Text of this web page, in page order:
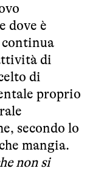
dove è
continua
di
di
proprio
secondo lo
mangia.
non si